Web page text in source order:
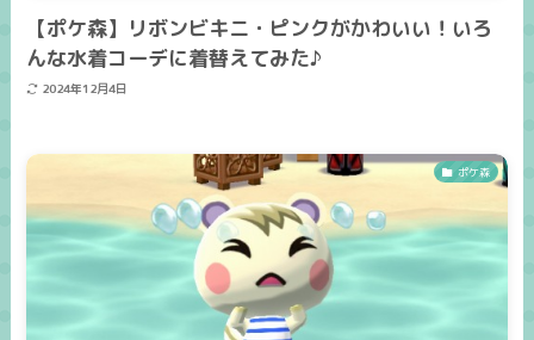
【ポケ森】リボンビキニ・ピンクがかわいい！いろ
んな水着コーデに着替えてみた♪
2024年12月4日
ポケ森